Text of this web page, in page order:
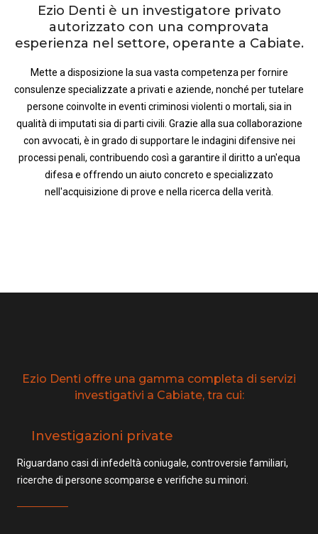
Ezio Denti è un investigatore privato
autorizzato con una comprovata
esperienza nel settore, operante a Cabiate.
Mette a disposizione la sua vasta competenza per fornire
consulenze specializzate a privati e aziende, nonché per tutelare
persone coinvolte in eventi criminosi violenti o mortali, sia in
qualità di imputati sia di parti civili. Grazie alla sua collaborazione
con avvocati, è in grado di supportare le indagini difensive nei
processi penali, contribuendo così a garantire il diritto a un'equa
difesa e offrendo un aiuto concreto e specializzato
nell'acquisizione di prove e nella ricerca della verità.
Ezio Denti offre una gamma completa di servizi
investigativi a Cabiate, tra cui:
Investigazioni private
Riguardano casi di infedeltà coniugale, controversie familiari,
ricerche di persone scomparse e verifiche su minori.